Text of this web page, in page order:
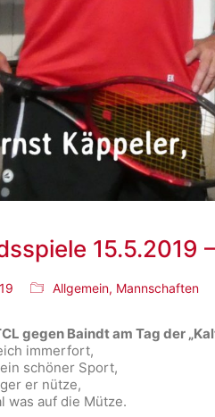
15.5.2019
Allgemein, Mannschaften
gegen Baindt am Tag der
immerfort,
schöner Sport,
er nütze,
was auf die Mütze.